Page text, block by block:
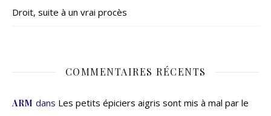
Droit, suite à un vrai procès
COMMENTAIRES RÉCENTS
ARM dans Les petits épiciers aigris sont mis à mal par le